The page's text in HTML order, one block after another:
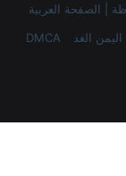
اليمن الغد DMCA